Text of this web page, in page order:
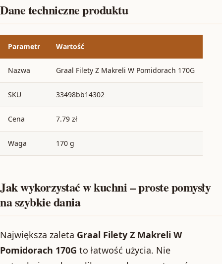
Dane techniczne produktu
Parametr Wartość
Nazwa Graal Filety Z Makreli W Pomidorach 170G
SKU 33498bb14302
Cena 7.79 zł
Waga 170 g
Jak wykorzystać w kuchni – proste pomysły
na szybkie dania
Największa zaleta Graal Filety Z Makreli W
Pomidorach 170G to łatwość użycia. Nie